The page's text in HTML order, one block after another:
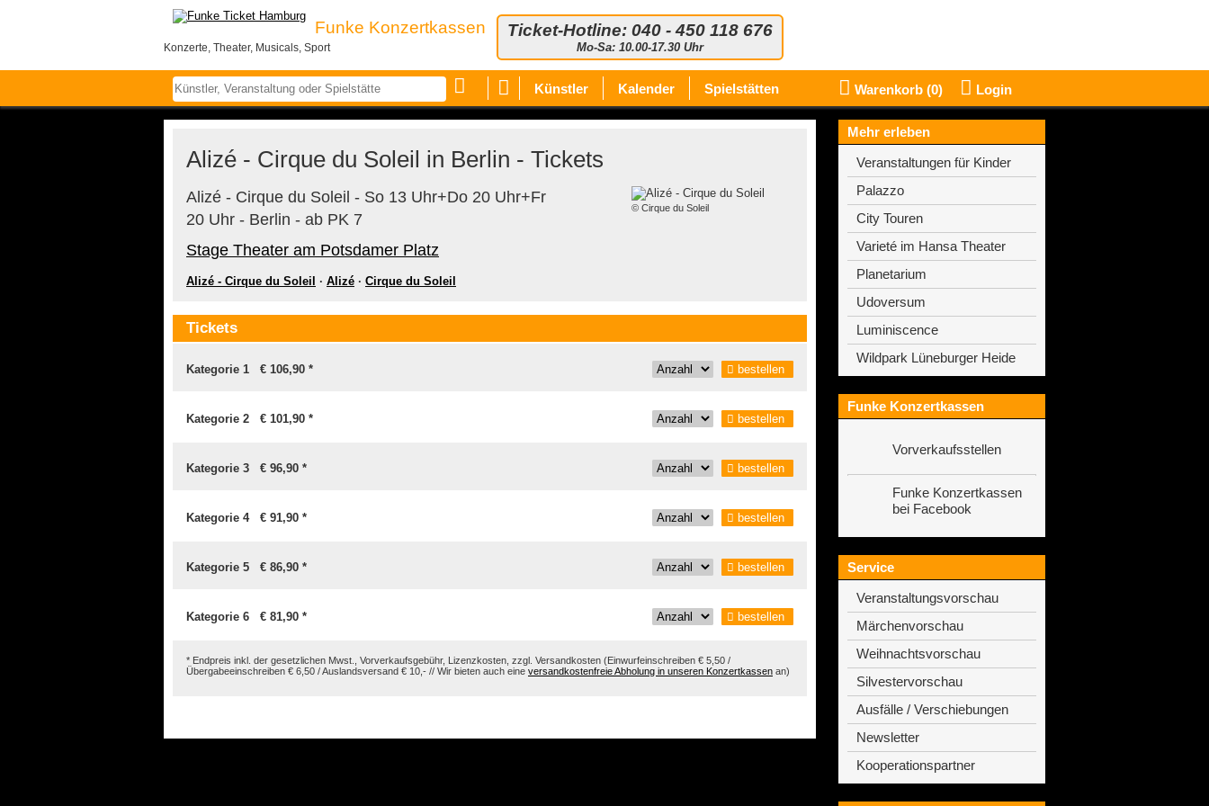
Funke Konzertkassen
Konzerte, Theater, Musicals, Sport
Ticket-Hotline: 040 - 450 118 676
Mo-Sa: 10.00-17.30 Uhr
Künstler Kalender Spielstätten Warenkorb (0) Login
Alizé - Cirque du Soleil in Berlin - Tickets
Alizé - Cirque du Soleil - So 13 Uhr+Do 20 Uhr+Fr
20 Uhr - Berlin - ab PK 7
Stage Theater am Potsdamer Platz
© Cirque du Soleil
Alizé - Cirque du Soleil · Alizé · Cirque du Soleil
Tickets
Kategorie 1 € 106,90 * bestellen
Kategorie 2 € 101,90 * bestellen
Kategorie 3 € 96,90 * bestellen
Kategorie 4 € 91,90 * bestellen
Kategorie 5 € 86,90 * bestellen
Kategorie 6 € 81,90 * bestellen
* Endpreis inkl. der gesetzlichen Mwst., Vorverkaufsgebühr, Lizenzkosten, zzgl. Versandkosten (Einwurfeinschreiben € 5,50 /
Übergabeeinschreiben € 6,50 / Auslandsversand € 10,- // Wir bieten auch eine versandkostenfreie Abholung in unseren Konzertkassen an)
Mehr erleben
Veranstaltungen für Kinder
Palazzo
City Touren
Varieté im Hansa Theater
Planetarium
Udoversum
Luminiscence
Wildpark Lüneburger Heide
Funke Konzertkassen
Vorverkaufsstellen
Funke Konzertkassen
bei Facebook
Service
Veranstaltungsvorschau
Märchenvorschau
Weihnachtsvorschau
Silvestervorschau
Ausfälle / Verschiebungen
Newsletter
Kooperationspartner